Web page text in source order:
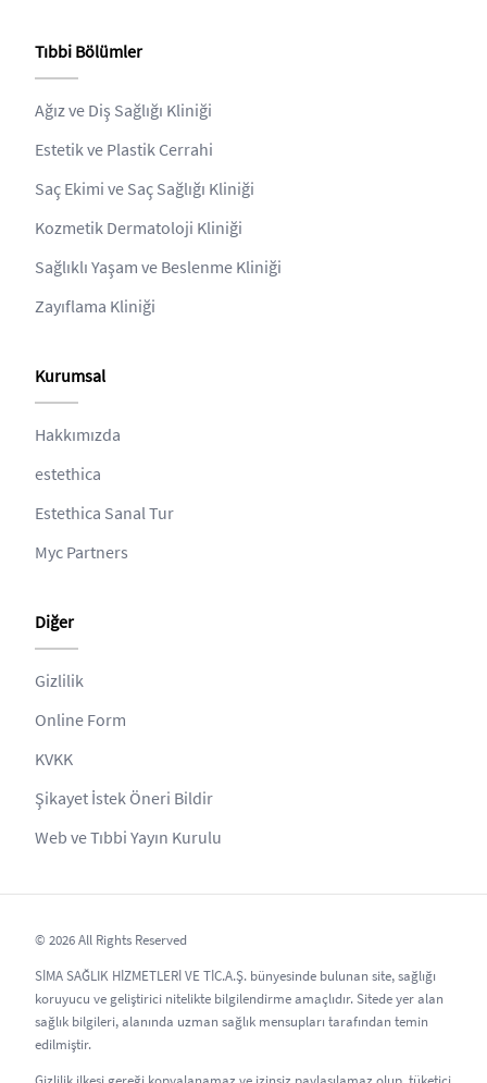
Tıbbi Bölümler
Ağız ve Diş Sağlığı Kliniği
Estetik ve Plastik Cerrahi
Saç Ekimi ve Saç Sağlığı Kliniği
Kozmetik Dermatoloji Kliniği
Sağlıklı Yaşam ve Beslenme Kliniği
Zayıflama Kliniği
Kurumsal
Hakkımızda
estethica
Estethica Sanal Tur
Myc Partners
Diğer
Gizlilik
Online Form
KVKK
Şikayet İstek Öneri Bildir
Web ve Tıbbi Yayın Kurulu
© 2026 All Rights Reserved
SİMA SAĞLIK HİZMETLERİ VE TİC.A.Ş. bünyesinde bulunan site, sağlığı
koruyucu ve geliştirici nitelikte bilgilendirme amaçlıdır. Sitede yer alan
sağlık bilgileri, alanında uzman sağlık mensupları tarafından temin
edilmiştir.